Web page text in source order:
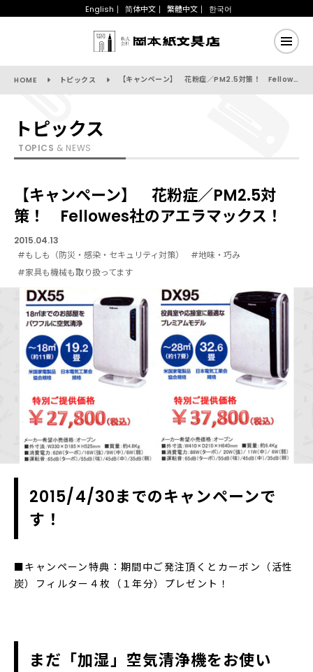
English 简体中文 繁體中文 한국어
HOME トピックス 【キャンペーン】 花粉症／PM2.5対策！ Fellowes社のアエラマックス！
トピックス
TOPICS & NEWS
【キャンペーン】 花粉症／PM2.5対
策！ Fellowes社のアエラマックス！
2015.04.13
#もしも（防災・感染・セキュリティ対策）
#地味・巧み
#家具も機械も取り扱ってます
2015/4/30までのキャンペーンで
す！
■キャンペーン特典：期間中ご発注頂くとカーボン（活性
炭）フィルター４枚（１年分）プレゼント！
まだ「加湿」空気清浄機をお使い